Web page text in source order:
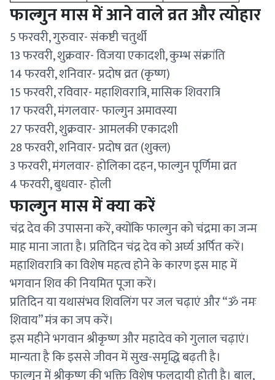
फाल्गुन मास में आने वाले व्रत और त्योहार
5 फरवरी, गुरुवार- संकष्टी चतुर्थी
13 फरवरी, शुक्रवार- विजया एकादशी, कुम्भ संक्रांति
14 फरवरी, शनिवार- प्रदोष व्रत (कृष्ण)
15 फरवरी, रविवार- महाशिवरात्रि, मासिक शिवरात्रि
17 फरवरी, मंगलवार- फाल्गुन अमावस्या
27 फरवरी, शुक्रवार- आमलकी एकादशी
28 फरवरी, शनिवार- प्रदोष व्रत (शुक्ल)
3 फरवरी, मंगलवार- होलिका दहन, फाल्गुन पूर्णिमा व्रत
4 फरवरी, बुधवार- होली
फाल्गुन मास में क्या करें
चंद्र देव की उपासना करें, क्योंकि फाल्गुन को चंद्रमा का जन्म
माह माना जाता है। प्रतिदिन चंद्र देव को अर्घ्य अर्पित करें।
महाशिवरात्रि का विशेष महत्व होने के कारण इस माह में
भगवान शिव की नियमित पूजा करें।
प्रतिदिन या यथासंभव शिवलिंग पर जल चढ़ाएं और “ॐ नमः
शिवाय” मंत्र का जप करें।
इस महीने भगवान श्रीकृष्ण और महादेव को गुलाल चढ़ाएं।
मान्यता है कि इससे जीवन में सुख-समृद्धि बढ़ती है।
फाल्गुन में श्रीकृष्ण की भक्ति विशेष फलदायी होती है। बाल,